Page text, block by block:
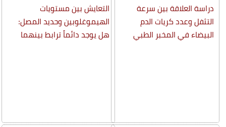
دراسة العلاقة بين سرعة
التثفل وعدد كريات الدم
البيضاء في المخبر الطبي
التعايش بين مستويات
الهيموغلوبين وحديد المصل:
هل يوجد دائماً ترابط بينهما